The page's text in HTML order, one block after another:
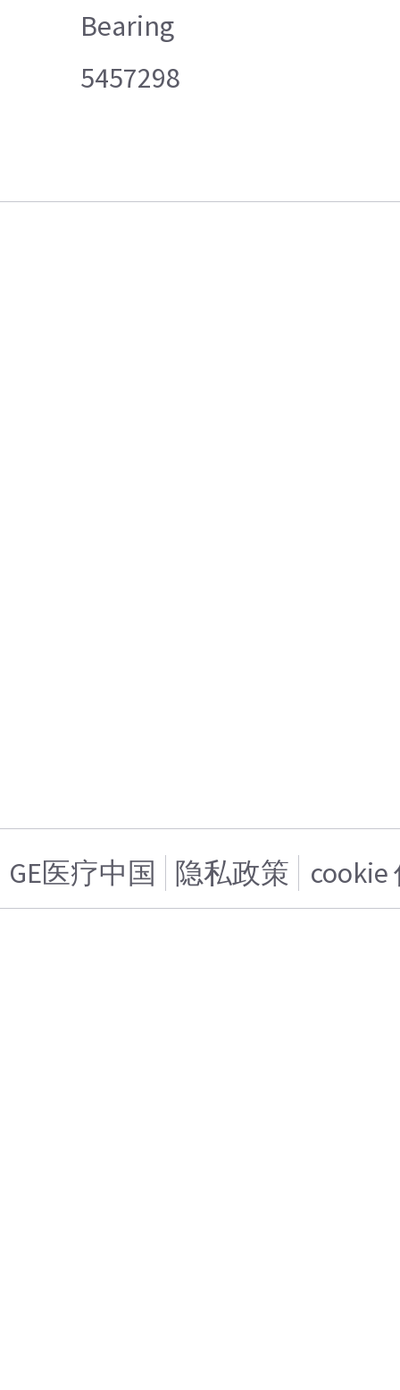
Bearing
5457298
GE医疗中国 隐私政策 cookie